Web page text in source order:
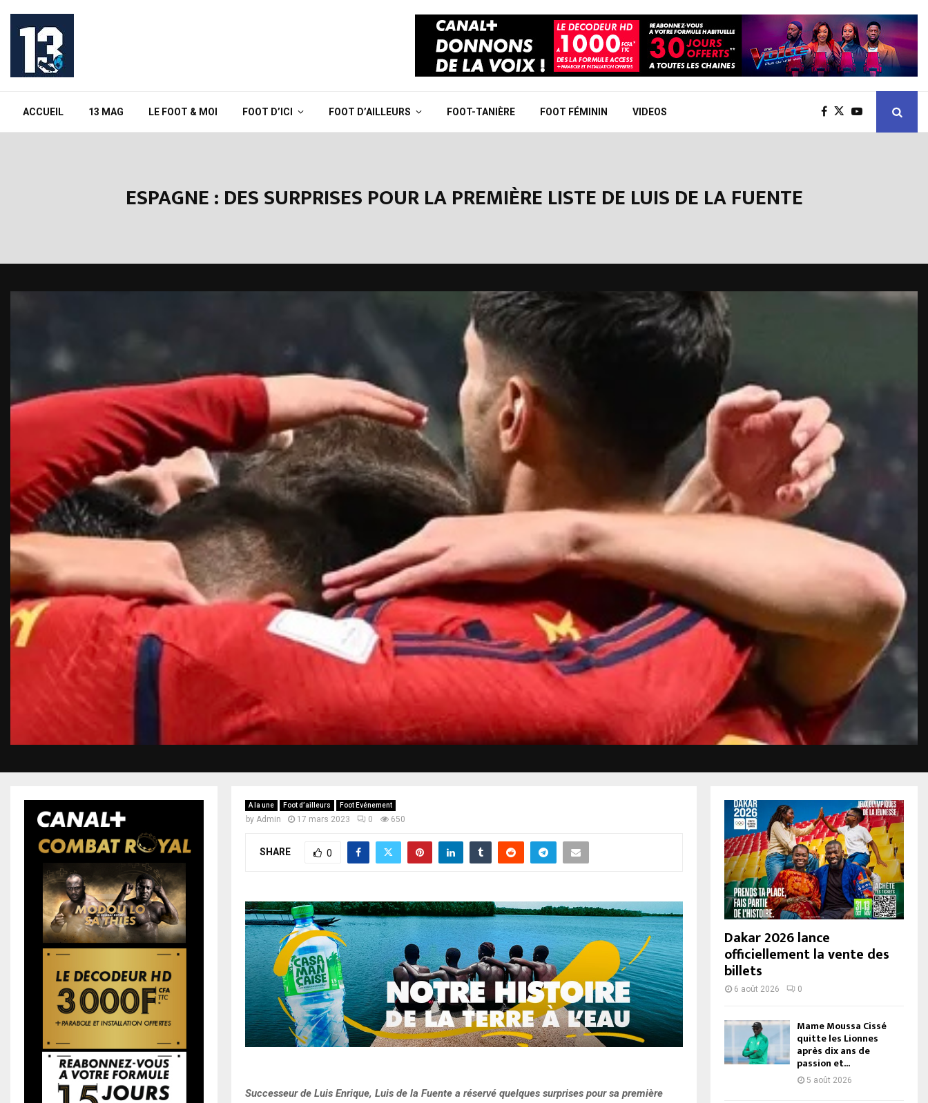
ACCUEIL 13 MAG LE FOOT & MOI FOOT D’ICI FOOT D’AILLEURS FOOT-TANIÈRE FOOT FÉMININ VIDEOS
ESPAGNE : DES SURPRISES POUR LA PREMIÈRE LISTE DE LUIS DE LA FUENTE
A la une Foot d’ailleurs Foot Evénement
by Admin 17 mars 2023 0 650
SHARE 0
Successeur de Luis Enrique, Luis de la Fuente a réservé quelques surprises pour sa première
Dakar 2026 lance
officiellement la vente des
billets
6 août 2026 0
Mame Moussa Cissé
quitte les Lionnes
après dix ans de
passion et...
5 août 2026